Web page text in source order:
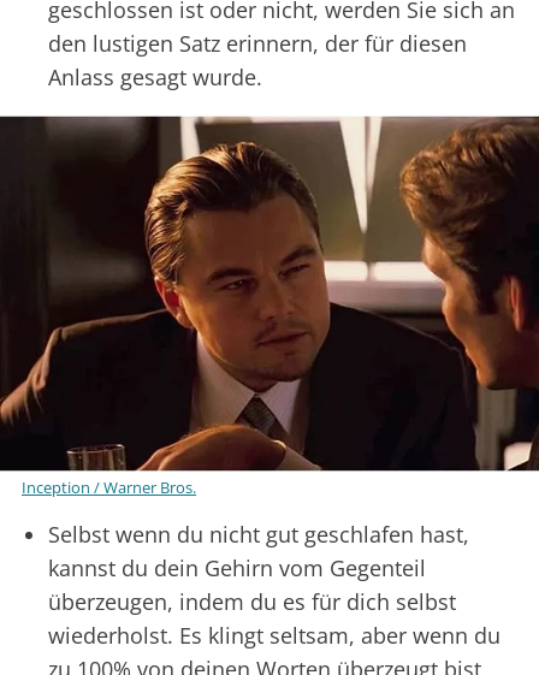
geschlossen ist oder nicht, werden Sie sich an
den lustigen Satz erinnern, der für diesen
Anlass gesagt wurde.
Inception / Warner Bros.
Selbst wenn du nicht gut geschlafen hast,
kannst du dein Gehirn vom Gegenteil
überzeugen, indem du es für dich selbst
wiederholst. Es klingt seltsam, aber wenn du